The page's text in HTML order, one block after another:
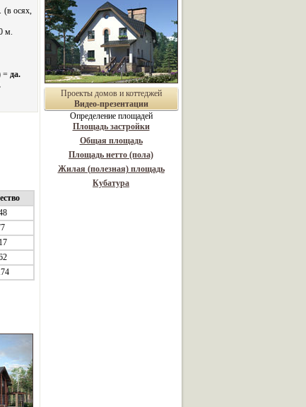
(в осях,
м.
= да.
Проекты домов и коттеджей
Видео-презентации
Определение площадей
Площадь застройки
Общая площадь
Площадь нетто (пола)
Жилая (полезная) площадь
Кубатура